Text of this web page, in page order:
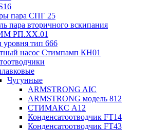
пара СПГ 25
пара вторичного вскипания
РП.XX.01
уровня тип 666
насос Стимпамп КН01
Чугунные
ARMSTRONG AIC
ARMSTRONG модель 812
СТИМАКС А12
Конденсатоотводчик FT14
Конденсатоотводчик FT43